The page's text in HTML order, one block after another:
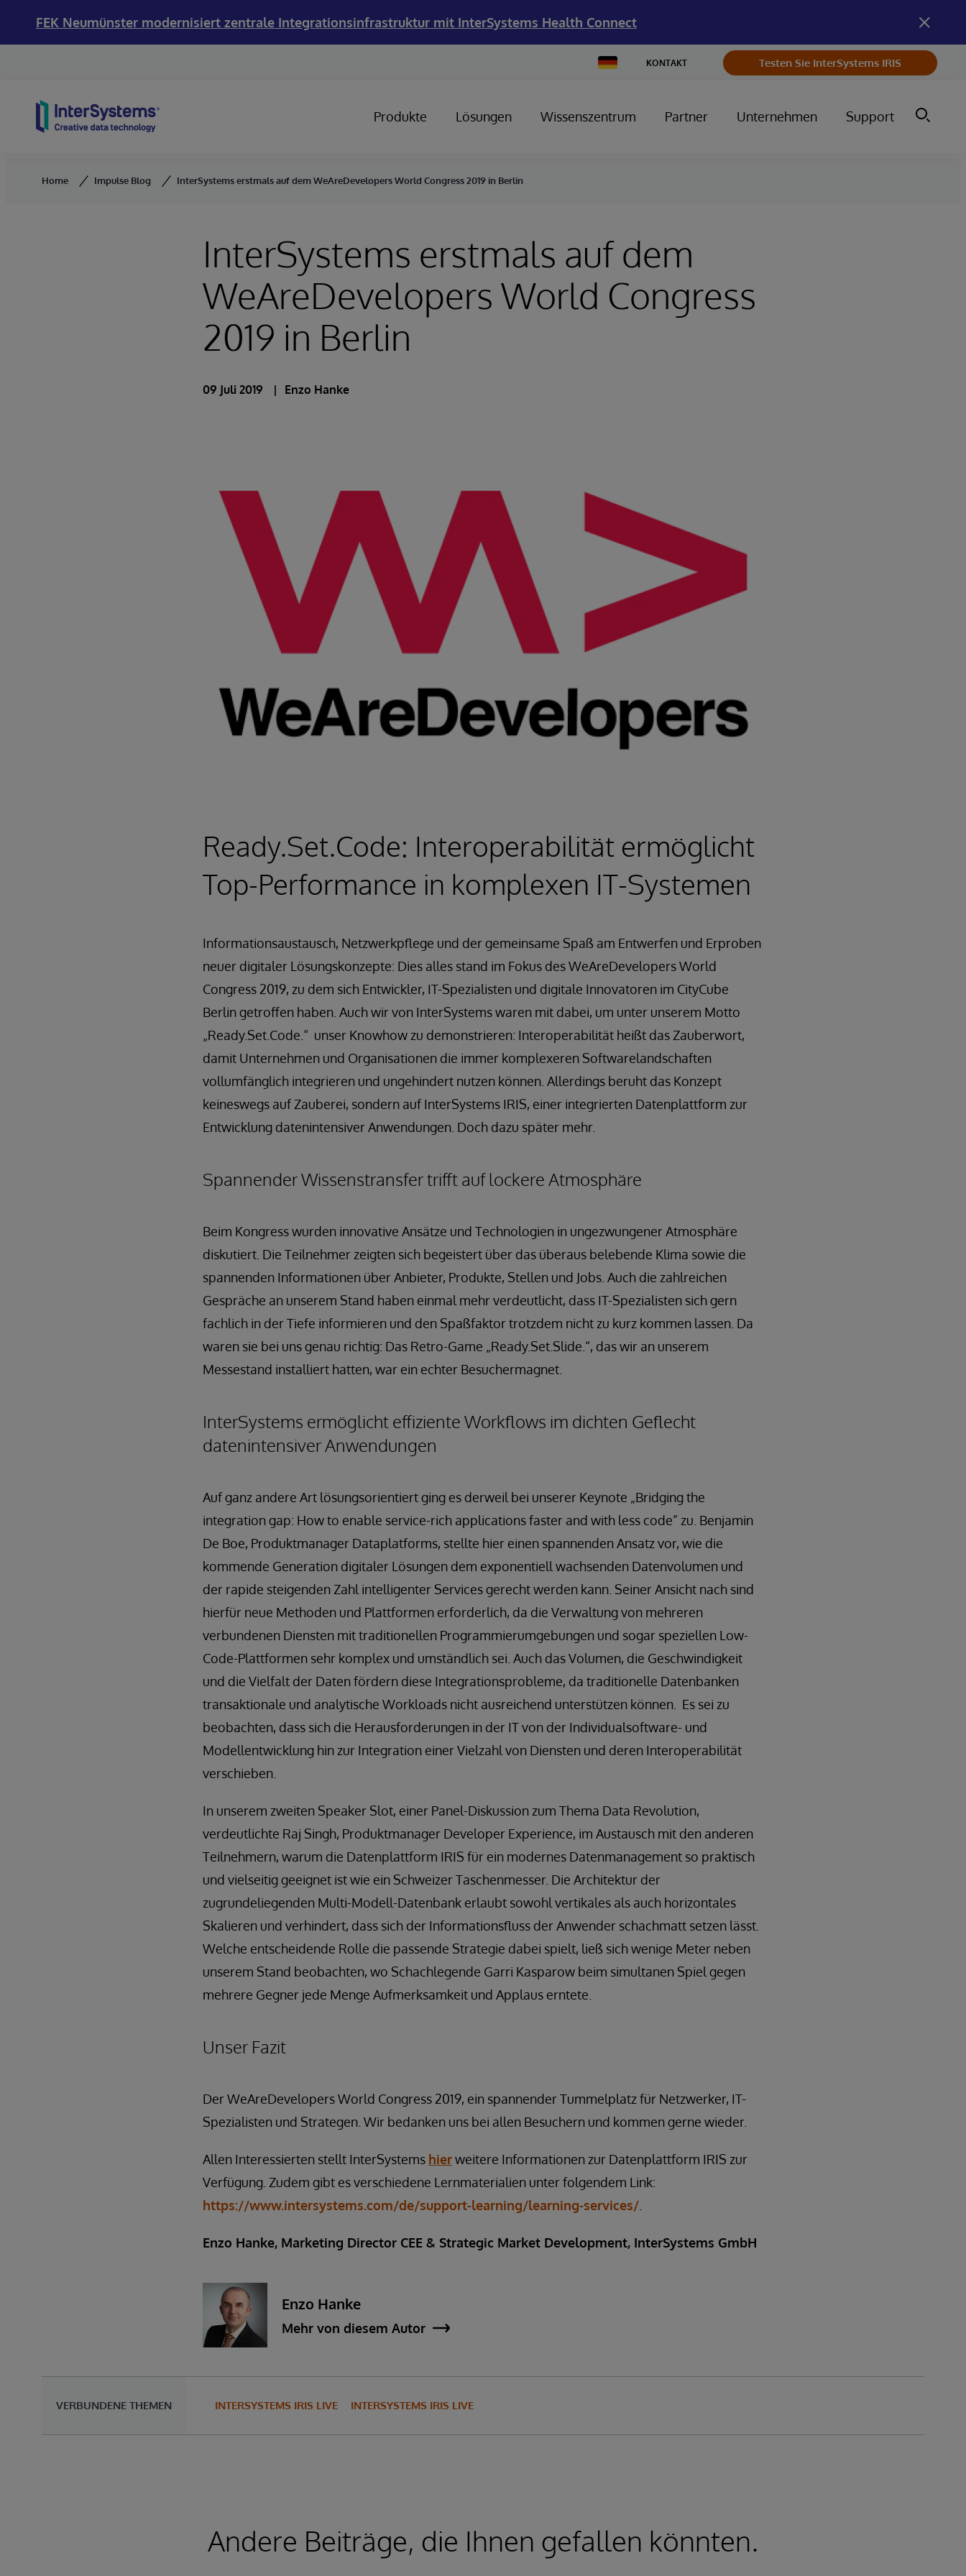
FEK Neumünster modernisiert zentrale Integrationsinfrastruktur mit InterSystems Health Connect
Change
Country
KONTAKT Testen Sie InterSystems IRIS
Produkte Lösungen Wissenszentrum Partner Unternehmen Support
Home Impulse Blog InterSystems erstmals auf dem WeAreDevelopers World Congress 2019 in Berlin
InterSystems erstmals auf dem
WeAreDevelopers World Congress
2019 in Berlin
09 Juli 2019 Enzo Hanke
Ready.Set.Code: Interoperabilität ermöglicht
Top-Performance in komplexen IT-Systemen
Informationsaustausch, Netzwerkpflege und der gemeinsame Spaß am Entwerfen und Erproben
neuer digitaler Lösungskonzepte: Dies alles stand im Fokus des WeAreDevelopers World
Congress 2019, zu dem sich Entwickler, IT-Spezialisten und digitale Innovatoren im CityCube
Berlin getroffen haben. Auch wir von InterSystems waren mit dabei, um unter unserem Motto
„Ready.Set.Code.“ unser Knowhow zu demonstrieren: Interoperabilität heißt das Zauberwort,
damit Unternehmen und Organisationen die immer komplexeren Softwarelandschaften
vollumfänglich integrieren und ungehindert nutzen können. Allerdings beruht das Konzept
keineswegs auf Zauberei, sondern auf InterSystems IRIS, einer integrierten Datenplattform zur
Entwicklung datenintensiver Anwendungen. Doch dazu später mehr.
Spannender Wissenstransfer trifft auf lockere Atmosphäre
Beim Kongress wurden innovative Ansätze und Technologien in ungezwungener Atmosphäre
diskutiert. Die Teilnehmer zeigten sich begeistert über das überaus belebende Klima sowie die
spannenden Informationen über Anbieter, Produkte, Stellen und Jobs. Auch die zahlreichen
Gespräche an unserem Stand haben einmal mehr verdeutlicht, dass IT-Spezialisten sich gern
fachlich in der Tiefe informieren und den Spaßfaktor trotzdem nicht zu kurz kommen lassen. Da
waren sie bei uns genau richtig: Das Retro-Game „Ready.Set.Slide.“, das wir an unserem
Messestand installiert hatten, war ein echter Besuchermagnet.
InterSystems ermöglicht effiziente Workflows im dichten Geflecht
datenintensiver Anwendungen
Auf ganz andere Art lösungsorientiert ging es derweil bei unserer Keynote „Bridging the
integration gap: How to enable service-rich applications faster and with less code” zu. Benjamin
De Boe, Produktmanager Dataplatforms, stellte hier einen spannenden Ansatz vor, wie die
kommende Generation digitaler Lösungen dem exponentiell wachsenden Datenvolumen und
der rapide steigenden Zahl intelligenter Services gerecht werden kann. Seiner Ansicht nach sind
hierfür neue Methoden und Plattformen erforderlich, da die Verwaltung von mehreren
verbundenen Diensten mit traditionellen Programmierumgebungen und sogar speziellen Low-
Code-Plattformen sehr komplex und umständlich sei. Auch das Volumen, die Geschwindigkeit
und die Vielfalt der Daten fördern diese Integrationsprobleme, da traditionelle Datenbanken
transaktionale und analytische Workloads nicht ausreichend unterstützen können. Es sei zu
beobachten, dass sich die Herausforderungen in der IT von der Individualsoftware- und
Modellentwicklung hin zur Integration einer Vielzahl von Diensten und deren Interoperabilität
verschieben.
In unserem zweiten Speaker Slot, einer Panel-Diskussion zum Thema Data Revolution,
verdeutlichte Raj Singh, Produktmanager Developer Experience, im Austausch mit den anderen
Teilnehmern, warum die Datenplattform IRIS für ein modernes Datenmanagement so praktisch
und vielseitig geeignet ist wie ein Schweizer Taschenmesser. Die Architektur der
zugrundeliegenden Multi-Modell-Datenbank erlaubt sowohl vertikales als auch horizontales
Skalieren und verhindert, dass sich der Informationsfluss der Anwender schachmatt setzen lässt.
Welche entscheidende Rolle die passende Strategie dabei spielt, ließ sich wenige Meter neben
unserem Stand beobachten, wo Schachlegende Garri Kasparow beim simultanen Spiel gegen
mehrere Gegner jede Menge Aufmerksamkeit und Applaus erntete.
Unser Fazit
Der WeAreDevelopers World Congress 2019, ein spannender Tummelplatz für Netzwerker, IT-
Spezialisten und Strategen. Wir bedanken uns bei allen Besuchern und kommen gerne wieder.
Allen Interessierten stellt InterSystems hierweitere Informationen zur Datenplattform IRIS zur
Verfügung. Zudem gibt es verschiedene Lernmaterialien unter folgendem Link:
https://www.intersystems.com/de/support-learning/learning-services/
Enzo Hanke, Marketing Director CEE & Strategic Market Development, InterSystems GmbH
Enzo Hanke
Mehr von diesem Autor
VERBUNDENE THEMEN INTERSYSTEMS IRIS LIVE INTERSYSTEMS IRIS LIVE
Andere Beiträge, die Ihnen gefallen könnten.